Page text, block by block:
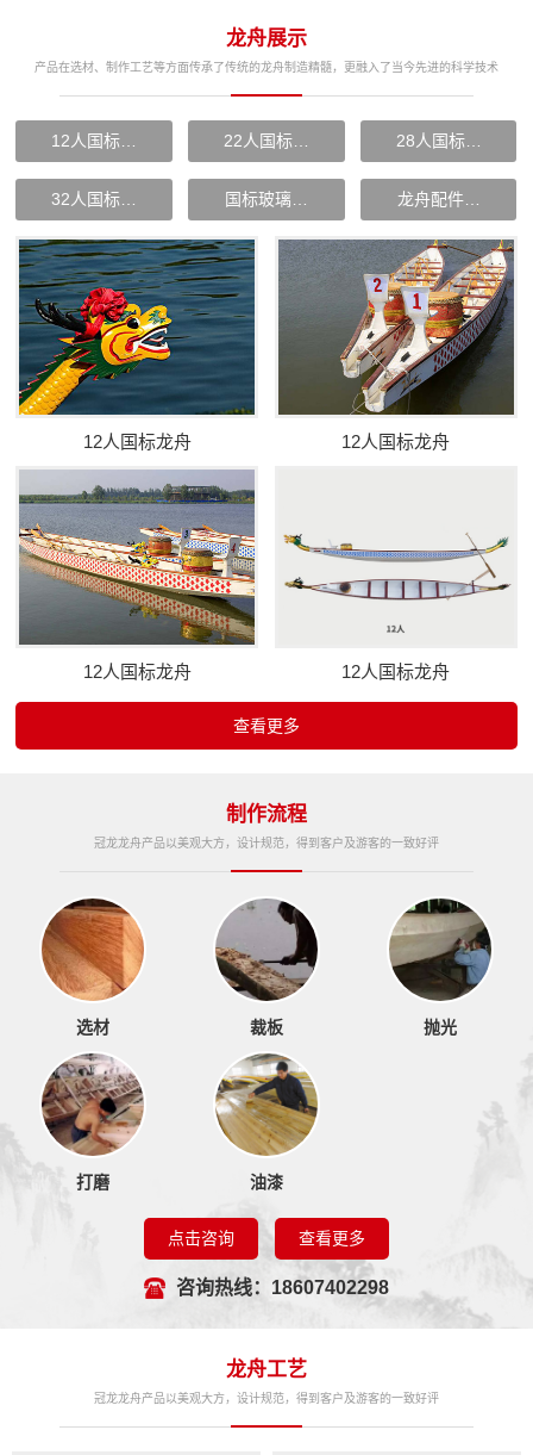
龙舟展示
产品在选材、制作工艺等方面传承了传统的龙舟制造精髓，更融入了当今先进的科学技术
12人国标… 22人国标… 28人国标…
32人国标… 国标玻璃… 龙舟配件…
12人国标龙舟 12人国标龙舟
12人国标龙舟 12人国标龙舟
查看更多
制作流程
冠龙龙舟产品以美观大方，设计规范，得到客户及游客的一致好评
选材 裁板 抛光
打磨 油漆
点击咨询 查看更多
咨询热线：18607402298
龙舟工艺
冠龙龙舟产品以美观大方，设计规范，得到客户及游客的一致好评